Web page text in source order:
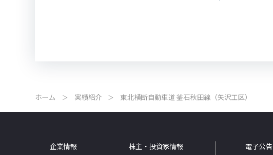
ホーム 実績紹介 東北横断自動車道 釜石秋田線（矢沢工区）
企業情報
株主・投資家情報
電子公告